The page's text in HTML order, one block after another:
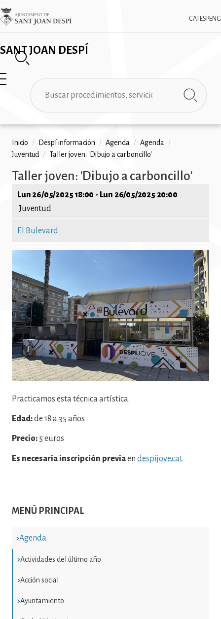
Pasar
al
contenido
SANT JOAN DESPÍ
CAT ESPENG
Imatge
✕
Buscar
MENÚ PRINCIPAL
Agenda
Actividades del último año
Acción social
Ayuntamiento
Ruta
de
navegación
Inicio / Despí información / Agenda / Agenda
/
Juventud
/ Taller joven: 'Dibujo a carboncillo'
Taller joven: 'Dibujo a carboncillo'
Lun 26/05/2025 18:00 - Lun 26/05/2025 20:00
Juventud
El Bulevard
Practicamos esta técnica artística.
Edad:de 18 a 35 años
Precio: 5 euros
Es necesaria inscripción previaen despijove.cat